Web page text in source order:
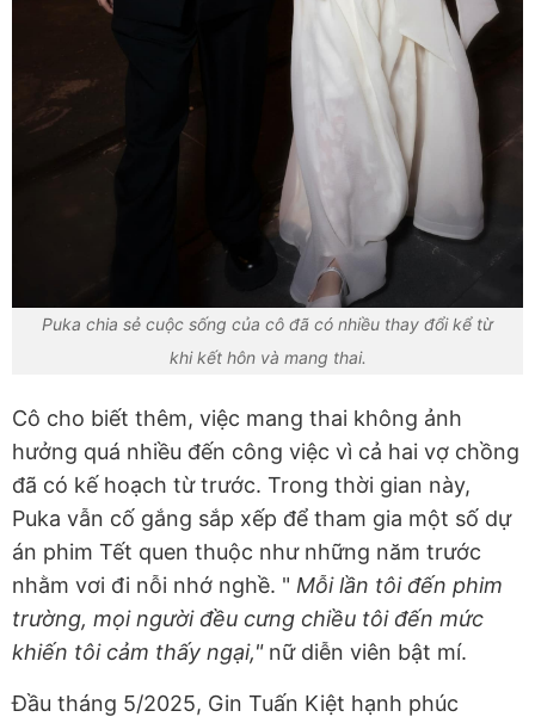
Puka chia sẻ cuộc sống của cô đã có nhiều thay đổi kể từ
khi kết hôn và mang thai.
Cô cho biết thêm, việc mang thai không ảnh
hưởng quá nhiều đến công việc vì cả hai vợ chồng
đã có kế hoạch từ trước. Trong thời gian này,
Puka vẫn cố gắng sắp xếp để tham gia một số dự
án phim Tết quen thuộc như những năm trước
nhằm vơi đi nỗi nhớ nghề. " Mỗi lần tôi đến phim
trường, mọi người đều cưng chiều tôi đến mức
khiến tôi cảm thấy ngại," nữ diễn viên bật mí.
Đầu tháng 5/2025, Gin Tuấn Kiệt hạnh phúc